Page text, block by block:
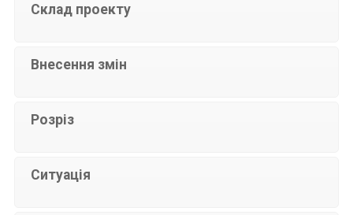
Склад проекту
Внесення змін
Розріз
Ситуація